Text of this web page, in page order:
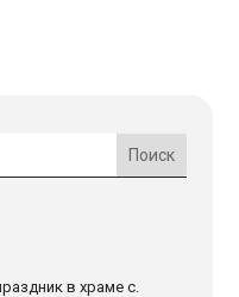
в храме с.